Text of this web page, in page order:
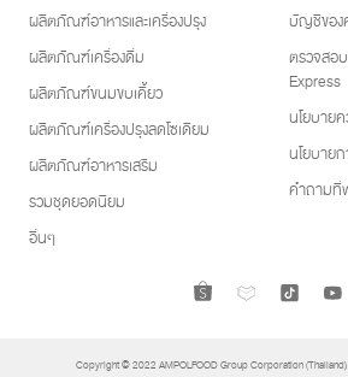
ผลิตภัณฑ์อาหารและเครื่องปรุง
ผลิตภัณฑ์เครื่องดื่ม
ผลิตภัณฑ์ขนมขบเคี้ยว
ผลิตภัณฑ์เครื่องปรุงลดโซเดียม
ผลิตภัณฑ์อาหารเสริม
รวมชุดยอดนิยม
อื่นๆ
บัญชีขอ
ตรวจสอ
Express
นโยบาย
นโยบาย
คำถาม
Copyright © 2022 AMPOLFOOD Group Corporation